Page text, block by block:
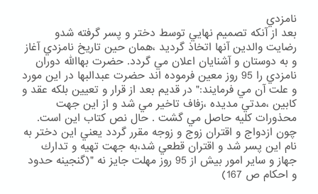
نامزدي
بعد از آنكه تصميم نهايي توسط دختر و پسر گرفته شدو
رضايت والدين آنها اتخاذ گرديد ،همان حين تاريخ نامزدي آغاز
و به دوستان و آشنايان اعلان مي گردد. حضرت بهاالله دوران
نامزدي را 95 روز معين فرموده اند حضرت عبدالبها در اين مورد
و علت آن مي فرمايند:" در قديم بعد از قرار و تعيين بلكه عقد و
كابين ،مدتي مديده ،زفاف تاخير مي شد و از اين جهت
محذورات كليه حاصل مي گشت . حال نص كتاب اين است.
چون ازدواج و اقتران زوج و زوجه مقرر گردد يعني اين دختر به
نام اين پسر شد و اقتران قطعي شد،به جهت تهيه و تدارك
جهاز و ساير امور بيش از 95 روز مهلت جايز نه "(گنجينه حدود
و احكام ص 167)